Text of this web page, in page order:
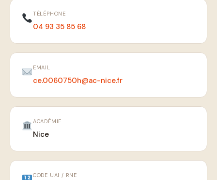
TÉLÉPHONE
04 93 35 85 68
EMAIL
ce.0060750h@ac-nice.fr
ACADÉMIE
Nice
CODE UAI / RNE